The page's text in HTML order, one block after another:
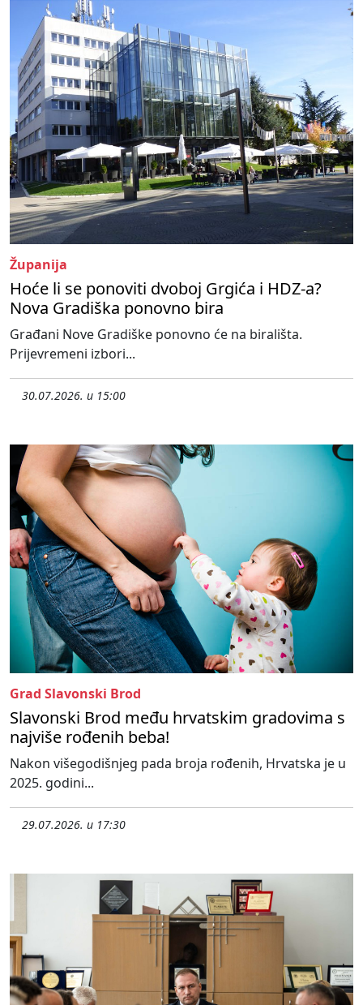
Županija
Hoće li se ponoviti dvoboj Grgića i HDZ-a?
Nova Gradiška ponovno bira
Građani Nove Gradiške ponovno će na birališta.
Prijevremeni izbori...
30.07.2026. u 15:00
Grad Slavonski Brod
Slavonski Brod među hrvatskim gradovima s
najviše rođenih beba!
Nakon višegodišnjeg pada broja rođenih, Hrvatska je u
2025. godini...
29.07.2026. u 17:30